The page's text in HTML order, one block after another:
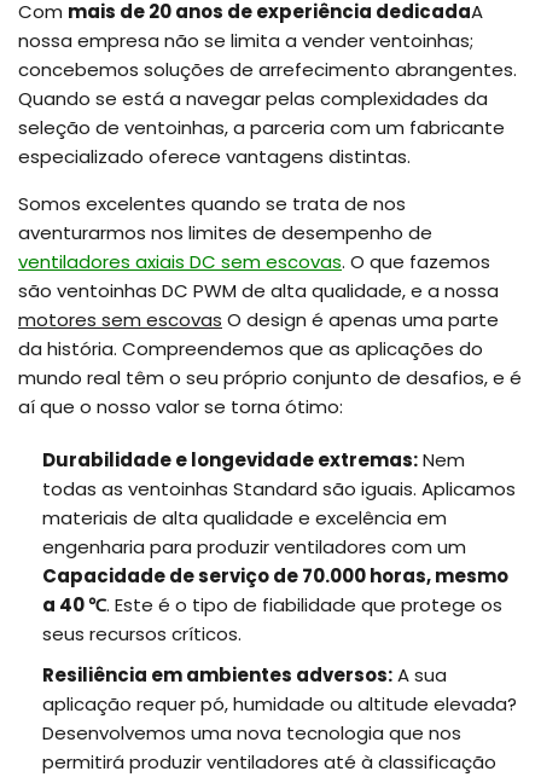
Com mais de 20 anos de experiência dedicadaA
nossa empresa não se limita a vender ventoinhas;
concebemos soluções de arrefecimento abrangentes.
Quando se está a navegar pelas complexidades da
seleção de ventoinhas, a parceria com um fabricante
especializado oferece vantagens distintas.
Somos excelentes quando se trata de nos
aventurarmos nos limites de desempenho de
ventiladores axiais DC sem escovas. O que fazemos
são ventoinhas DC PWM de alta qualidade, e a nossa
motores sem escovas O design é apenas uma parte
da história. Compreendemos que as aplicações do
mundo real têm o seu próprio conjunto de desafios, e é
aí que o nosso valor se torna ótimo:
Durabilidade e longevidade extremas:Nem
todas as ventoinhas Standard são iguais. Aplicamos
materiais de alta qualidade e excelência em
engenharia para produzir ventiladores com um
Capacidade de serviço de 70.000 horas, mesmo
a 40 ℃. Este é o tipo de fiabilidade que protege os
seus recursos críticos.
Resiliência em ambientes adversos:A sua
aplicação requer pó, humidade ou altitude elevada?
Desenvolvemos uma nova tecnologia que nos
permitirá produzir ventiladores até à classificação